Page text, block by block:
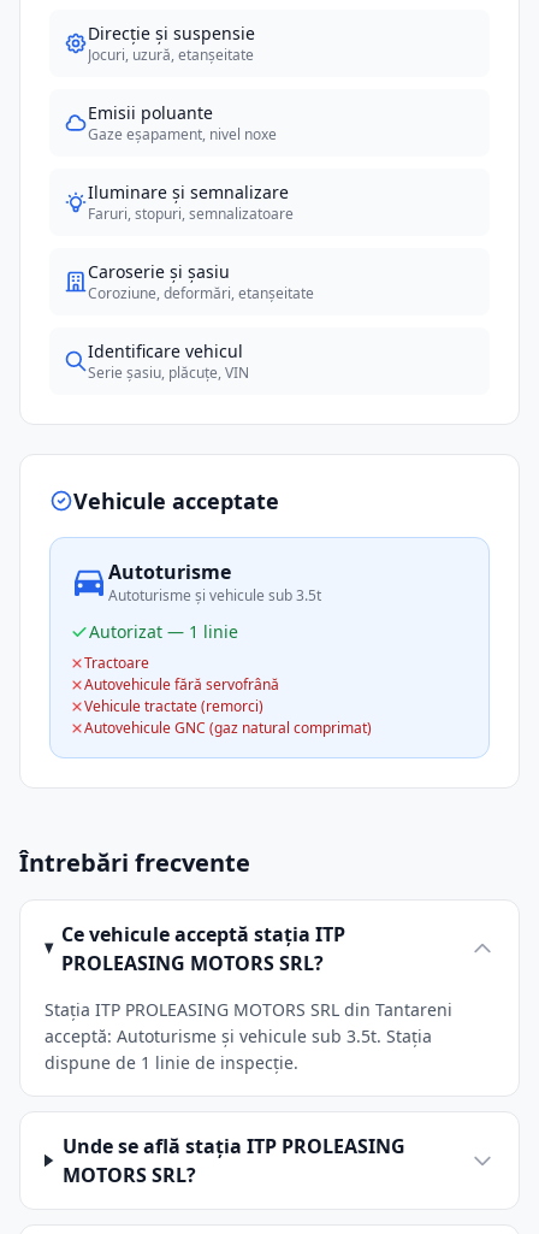
Direcție și suspensie
Jocuri, uzură, etanșeitate
Emisii poluante
Gaze eșapament, nivel noxe
Iluminare și semnalizare
Faruri, stopuri, semnalizatoare
Caroserie și șasiu
Coroziune, deformări, etanșeitate
Identificare vehicul
Serie șasiu, plăcuțe, VIN
Vehicule acceptate
Autoturisme
Autoturisme și vehicule sub 3.5t
Autorizat — 1 linie
Tractoare
Autovehicule fără servofrână
Vehicule tractate (remorci)
Autovehicule GNC (gaz natural comprimat)
Întrebări frecvente
Ce vehicule acceptă stația ITP
PROLEASING MOTORS SRL?
Stația ITP PROLEASING MOTORS SRL din Tantareni
acceptă: Autoturisme și vehicule sub 3.5t. Stația
dispune de 1 linie de inspecție.
Unde se află stația ITP PROLEASING
MOTORS SRL?